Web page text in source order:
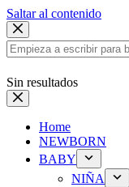
Saltar al contenido
Sin resultados
Home
NEWBORN
BABY
NIÑA